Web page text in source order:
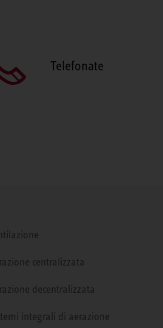
Telefonate
centralizzata
decentralizzata
integrali di aerazione